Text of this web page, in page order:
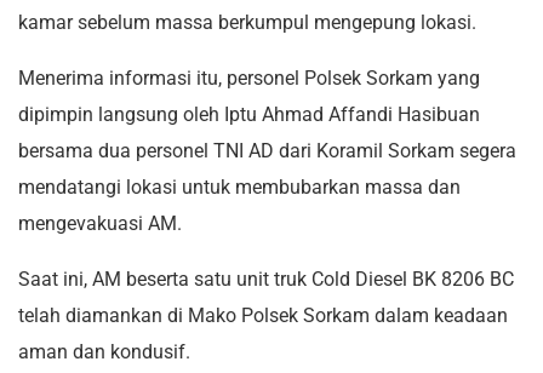
kamar sebelum massa berkumpul mengepung lokasi.
Menerima informasi itu, personel Polsek Sorkam yang
dipimpin langsung oleh Iptu Ahmad Affandi Hasibuan
bersama dua personel TNI AD dari Koramil Sorkam segera
mendatangi lokasi untuk membubarkan massa dan
mengevakuasi AM.
Saat ini, AM beserta satu unit truk Cold Diesel BK 8206 BC
telah diamankan di Mako Polsek Sorkam dalam keadaan
aman dan kondusif.